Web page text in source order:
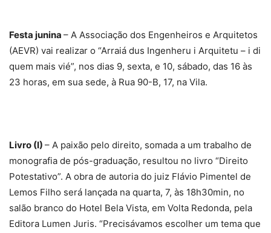
Festa junina – A Associação dos Engenheiros e Arquitetos
(AEVR) vai realizar o “Arraiá dus Ingenheru i Arquitetu – i di
quem mais vié”, nos dias 9, sexta, e 10, sábado, das 16 às
23 horas, em sua sede, à Rua 90-B, 17, na Vila.
Livro (I) – A paixão pelo direito, somada a um trabalho de
monografia de pós-graduação, resultou no livro “Direito
Potestativo”. A obra de autoria do juiz Flávio Pimentel de
Lemos Filho será lançada na quarta, 7, às 18h30min, no
salão branco do Hotel Bela Vista, em Volta Redonda, pela
Editora Lumen Juris. “Precisávamos escolher um tema que